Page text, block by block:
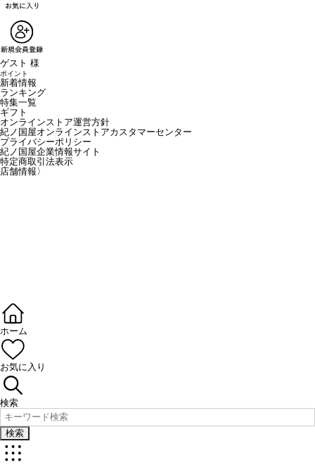
ゲスト 様
ポイント
新着情報
ランキング
特集一覧
ギフト
オンラインストア運営方針
紀ノ国屋オンラインストアカスタマーセンター
プライバシーポリシー
紀ノ国屋企業情報サイト
特定商取引法表示
店舗情報 〉
ホーム
お気に入り
検索
検索